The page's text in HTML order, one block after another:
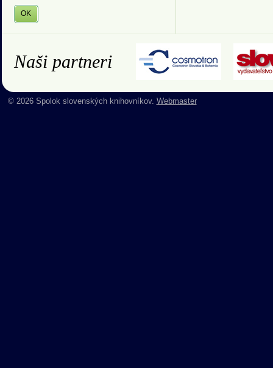
Naši partneri
© 2026 Spolok slovenských knihovníkov. Webmaster